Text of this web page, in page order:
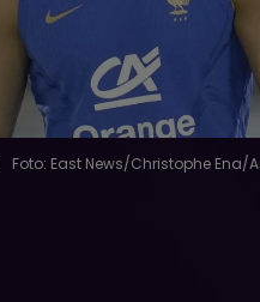
Foto: East News/Christophe Ena/